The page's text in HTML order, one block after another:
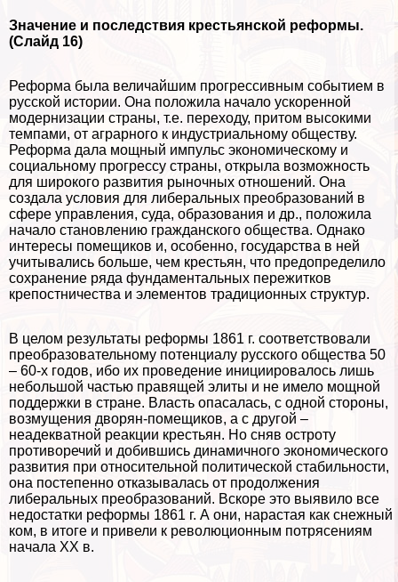
Значение и последствия крестьянской реформы.
(Слайд 16)
Реформа была величайшим прогрессивным событием в
русской истории. Она положила начало ускоренной
модернизации страны, т.е. переходу, притом высокими
темпами, от аграрного к индустриальному обществу.
Реформа дала мощный импульс экономическому и
социальному прогрессу страны, открыла возможность
для широкого развития рыночных отношений. Она
создала условия для либеральных преобразований в
сфере управления, суда, образования и др., положила
начало становлению гражданского общества. Однако
интересы помещиков и, особенно, государства в ней
учитывались больше, чем крестьян, что предопределило
сохранение ряда фундаментальных пережитков
крепостничества и элементов традиционных структур.
В целом результаты реформы 1861 г. соответствовали
преобразовательному потенциалу русского общества 50
– 60-х годов, ибо их проведение инициировалось лишь
небольшой частью правящей элиты и не имело мощной
поддержки в стране. Власть опасалась, с одной стороны,
возмущения дворян-помещиков, а с другой –
неадекватной реакции крестьян. Но сняв остроту
противоречий и добившись динамичного экономического
развития при относительной политической стабильности,
она постепенно отказывалась от продолжения
либеральных преобразований. Вскоре это выявило все
недостатки реформы 1861 г. А они, нарастая как снежный
ком, в итоге и привели к революционным потрясениям
начала XX в.